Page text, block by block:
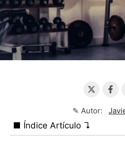
✎ Autor:
■ Índice Artículo ↴